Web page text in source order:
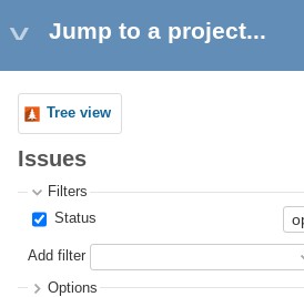
Jump to a project...
Tree view
Issues
Filters
Status
Add filter
Options